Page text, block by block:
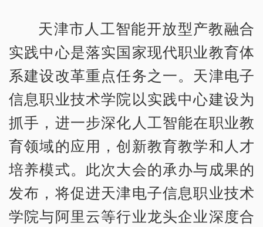
天津市人工智能开放型产教融合
实践中心是落实国家现代职业教育体
系建设改革重点任务之一。天津电子
信息职业技术学院以实践中心建设为
抓手，进一步深化人工智能在职业教
育领域的应用，创新教育教学和人才
培养模式。此次大会的承办与成果的
发布，将促进天津电子信息职业技术
学院与阿里云等行业龙头企业深度合